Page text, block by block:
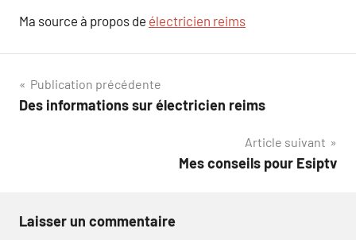
Ma source à propos de électricien reims
Navigation
de
Publication précédente
Des informations sur électricien reims
Article suivant
Mes conseils pour Esiptv
Laisser un commentaire